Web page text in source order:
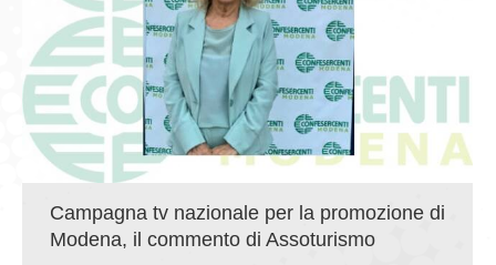
Campagna tv nazionale per la promozione di
Modena, il commento di Assoturismo